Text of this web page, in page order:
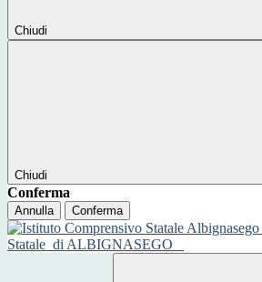
Chiudi
Chiudi
Conferma
Annulla Conferma
Statale di ALBIGNASEGO